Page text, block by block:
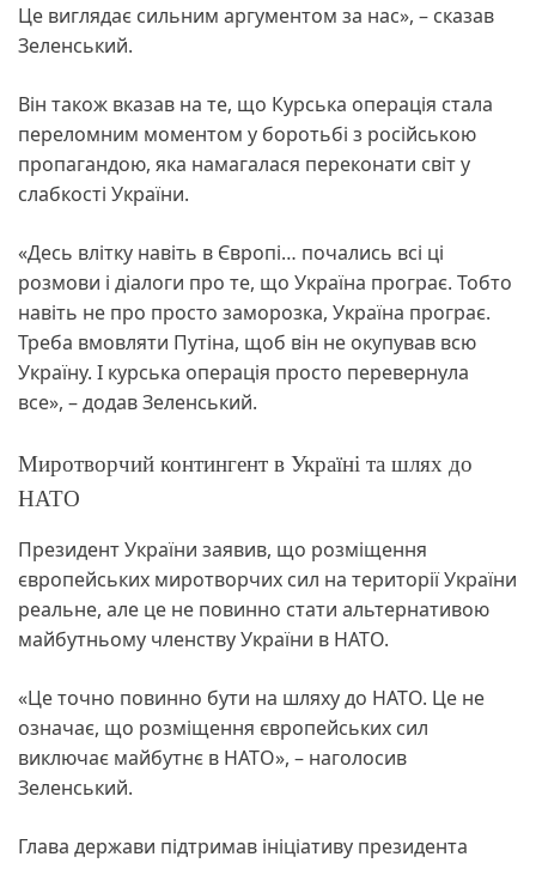
Це виглядає сильним аргументом за нас», – сказав
Зеленський.
Він також вказав на те, що Курська операція стала
переломним моментом у боротьбі з російською
пропагандою, яка намагалася переконати світ у
слабкості України.
«Десь влітку навіть в Європі… почались всі ці
розмови і діалоги про те, що Україна програє. Тобто
навіть не про просто заморозка, Україна програє.
Треба вмовляти Путіна, щоб він не окупував всю
Україну. І курська операція просто перевернула
все», – додав Зеленський.
Миротворчий контингент в Україні та шлях до
НАТО
Президент України заявив, що розміщення
європейських миротворчих сил на території України
реальне, але це не повинно стати альтернативою
майбутньому членству України в НАТО.
«Це точно повинно бути на шляху до НАТО. Це не
означає, що розміщення європейських сил
виключає майбутнє в НАТО», – наголосив
Зеленський.
Глава держави підтримав ініціативу президента